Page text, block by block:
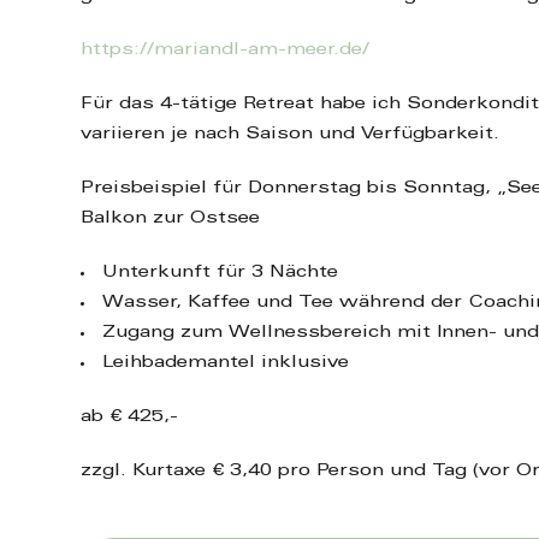
https://mariandl-am-meer.de/
Für das 4-tätige Retreat habe ich
variieren je nach Saison und Verfügbarkeit.
Preisbeispiel für Donnerstag bis Sonntag,
Balkon zur Ostsee
Unterkunft für 3 Nächte
Wasser, Kaffee und Tee während der
Zugang zum Wellnessbereich mit Innen-
Leihbademantel inklusive
ab € 425,-
zzgl. Kurtaxe € 3,40 pro Person und Tag (vor